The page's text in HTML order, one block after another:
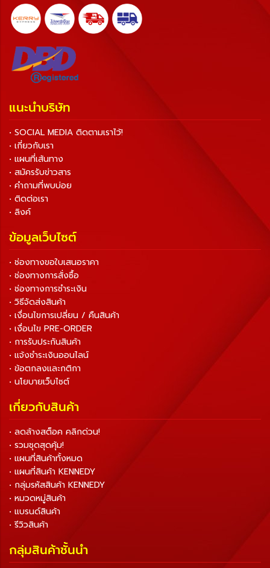
แนะนำบริษัท
• SOCIAL MEDIA ติดตามเราไว้!
• เกี่ยวกับเรา
• แผนที่เส้นทาง
• สมัครรับข่าวสาร
• คำถามที่พบบ่อย
• ติดต่อเรา
• ลิงค์
ข้อมูลเว็บไซต์
• ช่องทางขอใบเสนอราคา
• ช่องทางการสั่งซื้อ
• ช่องทางการชำระเงิน
• วิธีจัดส่งสินค้า
• เงื่อนไขการเปลี่ยน / คืนสินค้า
• เงื่อนไข PRE-ORDER
• การรับประกันสินค้า
• แจ้งชำระเงินออนไลน์
• ข้อตกลงและกติกา
• นโยบายเว็บไซต์
เกี่ยวกับสินค้า
• ลดล้างสต็อค คลิกด่วน!
• รวมชุดสุดคุ้ม!
• แผนที่สินค้าทั้งหมด
• แผนที่สินค้า KENNEDY
• กลุ่มรหัสสินค้า KENNEDY
• หมวดหมู่สินค้า
• แบรนด์สินค้า
• รีวิวสินค้า
กลุ่มสินค้าชั้นนำ